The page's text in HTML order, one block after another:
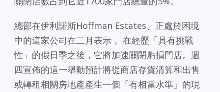
總部在伊利諾斯Hoffman Estates、正處於困境
中的這家公司在二月表示， 在經歷「具有挑戰
性」的假日季之後，它將加速關閉虧損門店。週
四宣佈的這一舉動預計將從商店存貨清算和出售
或轉租相關房地產產生一個「有相當水準」的現